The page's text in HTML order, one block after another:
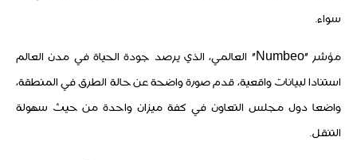
سواء.
مؤشر "Numbeo" العالمي، الذي يرصد جودة الحياة في مدن العالم
استنادا لبيانات واقعية، قدم صورة واضحة عن حالة الطرق في المنطقة،
واضعا دول مجلس التعاون في كفة ميزان واحدة من حيث سهولة
التنقل.